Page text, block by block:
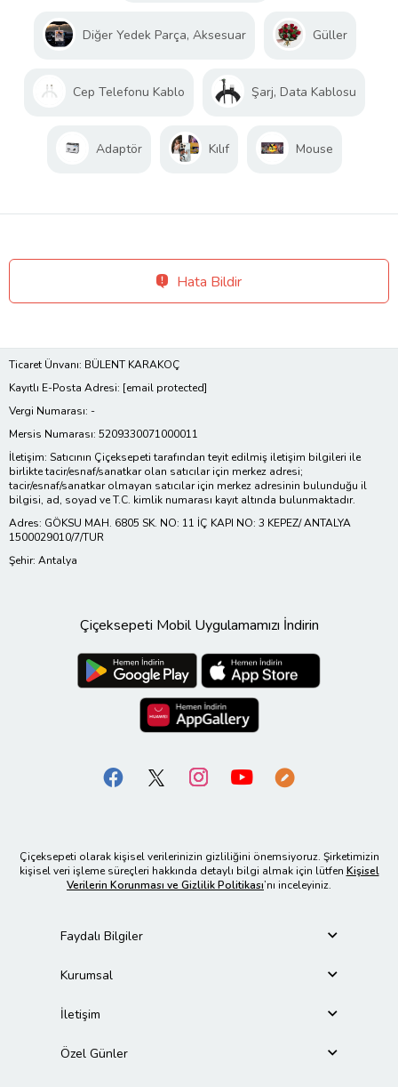
Diğer Yedek Parça, Aksesuar Güller
Cep Telefonu Kablo Şarj, Data Kablosu
Adaptör Kılıf Mouse
Hata Bildir
Ticaret Ünvanı: BÜLENT KARAKOÇ
Kayıtlı E-Posta Adresi: [email protected]
Vergi Numarası: -
Mersis Numarası: 5209330071000011
İletişim: Satıcının Çiçeksepeti tarafından teyit edilmiş iletişim bilgileri ile
birlikte tacir/esnaf/sanatkar olan satıcılar için merkez adresi;
tacir/esnaf/sanatkar olmayan satıcılar için merkez adresinin bulunduğu il
bilgisi, ad, soyad ve T.C. kimlik numarası kayıt altında bulunmaktadır.
Adres: GÖKSU MAH. 6805 SK. NO: 11 İÇ KAPI NO: 3 KEPEZ/ ANTALYA
1500029010/7/TUR
Şehir: Antalya
Çiçeksepeti Mobil Uygulamamızı İndirin
Çiçeksepeti olarak kişisel verilerinizin gizliliğini önemsiyoruz. Şirketimizin
kişisel veri işleme süreçleri hakkında detaylı bilgi almak için lütfen Kişisel
Verilerin Korunması ve Gizlilik Politikası’nı inceleyiniz.
Faydalı Bilgiler
Kurumsal
İletişim
Özel Günler